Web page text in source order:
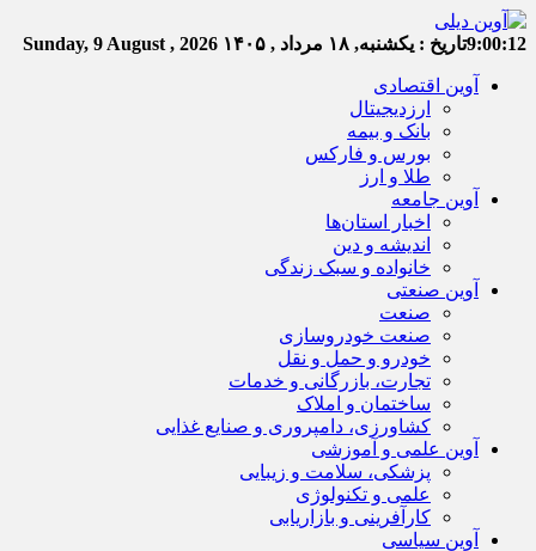
9:00:13تاریخ : یکشنبه, ۱۸ مرداد , ۱۴۰۵ Sunday, 9 August , 2026
آوین اقتصادی
ارزدیجیتال
بانک و بیمه
بورس و فارکس
طلا و ارز
آوین جامعه
اخبار استان‌ها
اندیشه و دین
خانواده و سبک زندگی
آوین صنعتی
صنعت
صنعت خودروسازی
خودرو و حمل و نقل
تجارت، بازرگانی و خدمات
ساختمان و املاک
کشاورزی، دامپروری و صنایع غذایی
آوین علمی و آموزشی
پزشکی، سلامت و زیبایی
علمی و تکنولوژی
کارآفرینی و بازاریابی
آوین سیاسی